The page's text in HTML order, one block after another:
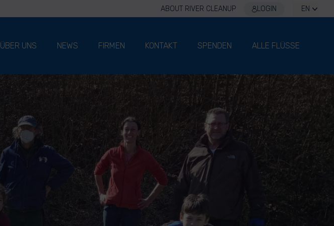
ABOUT RIVER CLEANUP LOGIN EN
ÜBER UNS NEWS FIRMEN KONTAKT SPENDEN ALLE FLÜSSE